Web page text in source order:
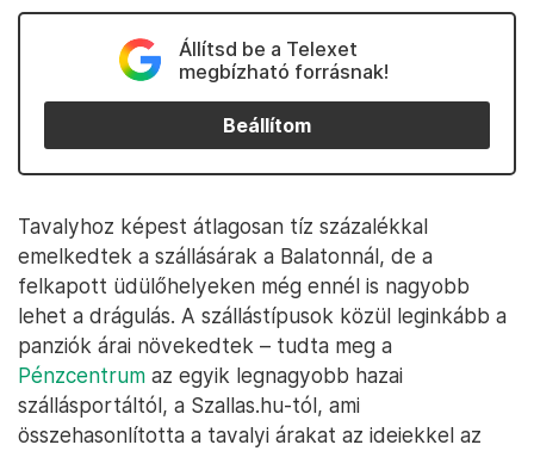
Állítsd be a Telexet
megbízható forrásnak!
Beállítom
Tavalyhoz képest átlagosan tíz százalékkal
emelkedtek a szállásárak a Balatonnál, de a
felkapott üdülőhelyeken még ennél is nagyobb
lehet a drágulás. A szállástípusok közül leginkább a
panziók árai növekedtek – tudta meg a
Pénzcentrum az egyik legnagyobb hazai
szállásportáltól, a Szallas.hu-tól, ami
összehasonlította a tavalyi árakat az ideiekkel az